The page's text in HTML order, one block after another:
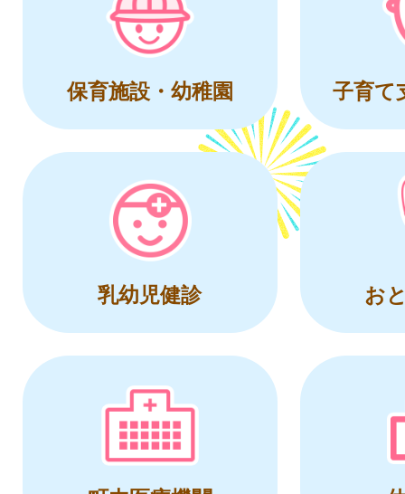
保育施設・幼稚園 子育て
乳幼児健診 お